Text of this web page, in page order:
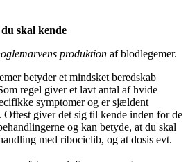
skal kende
produktion af blodlegemer.
betyder et mindsket beredskab
regel giver et lavt antal af hvide
symptomer og er sjældent
Oftest giver det sig til kende inden for de
og kan betyde, at du skal
med ribociclib, og at dosis evt.